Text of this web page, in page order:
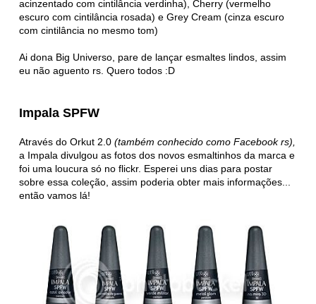
acinzentado com cintilância verdinha), Cherry (vermelho
escuro com cintilância rosada) e Grey Cream (cinza escuro
com cintilância no mesmo tom)
Ai dona Big Universo, pare de lançar esmaltes lindos, assim
eu não aguento rs. Quero todos :D
Impala SPFW
Através do Orkut 2.0(também conhecido como Facebook rs),
a Impala divulgou as fotos dos novos esmaltinhos da marca e
foi uma loucura só no flickr. Esperei uns dias para postar
sobre essa coleção, assim poderia obter mais informações...
então vamos lá!